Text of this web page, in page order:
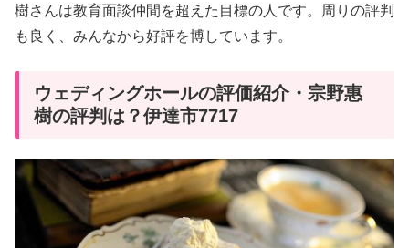
樹さんは教育面談仲間を超えた目標の人です。周りの評判
も良く、みんなから好評を博しています。
ウェディングホールの評価紹介・宗野惠
樹の評判は？伊達市7717